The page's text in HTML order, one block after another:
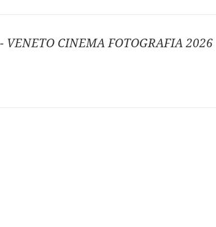
CINEMA FOTOGRAFIA 2026